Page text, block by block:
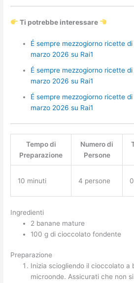
Ti potrebbe interessare
É sempre mezzogiorno ricette
marzo 2026 su Rai1
É sempre mezzogiorno ricette
marzo 2026 su Rai1
É sempre mezzogiorno ricette
marzo 2026 su Rai1
Tempo di
Preparazione
Numero di
Persone
10 minuti 4 persone
Ingredienti
2 banane mature
100 g di cioccolato fondente
Preparazione
Inizia sciogliendo il cioccolato a
microonde. Assicurati che non